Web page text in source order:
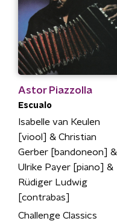
Astor Piazzolla
Escualo
Isabelle van Keulen
[viool] & Christian
Gerber [bandoneon] &
Ulrike Payer [piano] &
Rüdiger Ludwig
[contrabas]
Challenge Classics